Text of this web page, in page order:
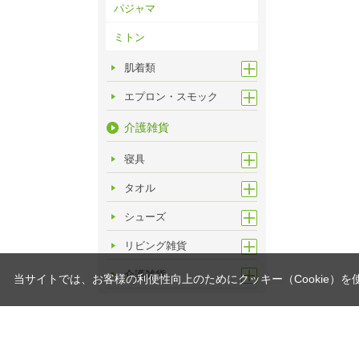
パジャマ
ミトン
肌着類
エプロン・スモック
介護雑貨
寝具
タオル
シューズ
リビング雑貨
介護雑貨
当サイトでは、お客様の利便性向上のためにクッキー（Cookie）を